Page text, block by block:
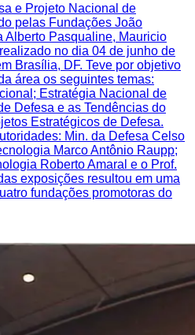
e Projeto Nacional de
pelas Fundações João
Alberto Pasqualine, Mauricio
no dia 04 de junho de
Brasília, DF. Teve por objetivo
área os seguintes temas:
Estratégia Nacional de
Defesa e as Tendências do
Estratégicos de Defesa.
Min. da Defesa Celso
Marco Antônio Raupp;
Roberto Amaral e o Prof.
exposições resultou em uma
fundações promotoras do